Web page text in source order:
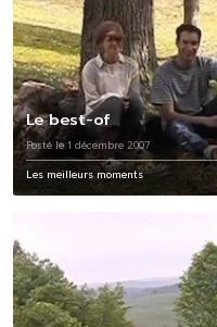
Le best-of
Posté le 1 décembre 2007
Les meilleurs moments